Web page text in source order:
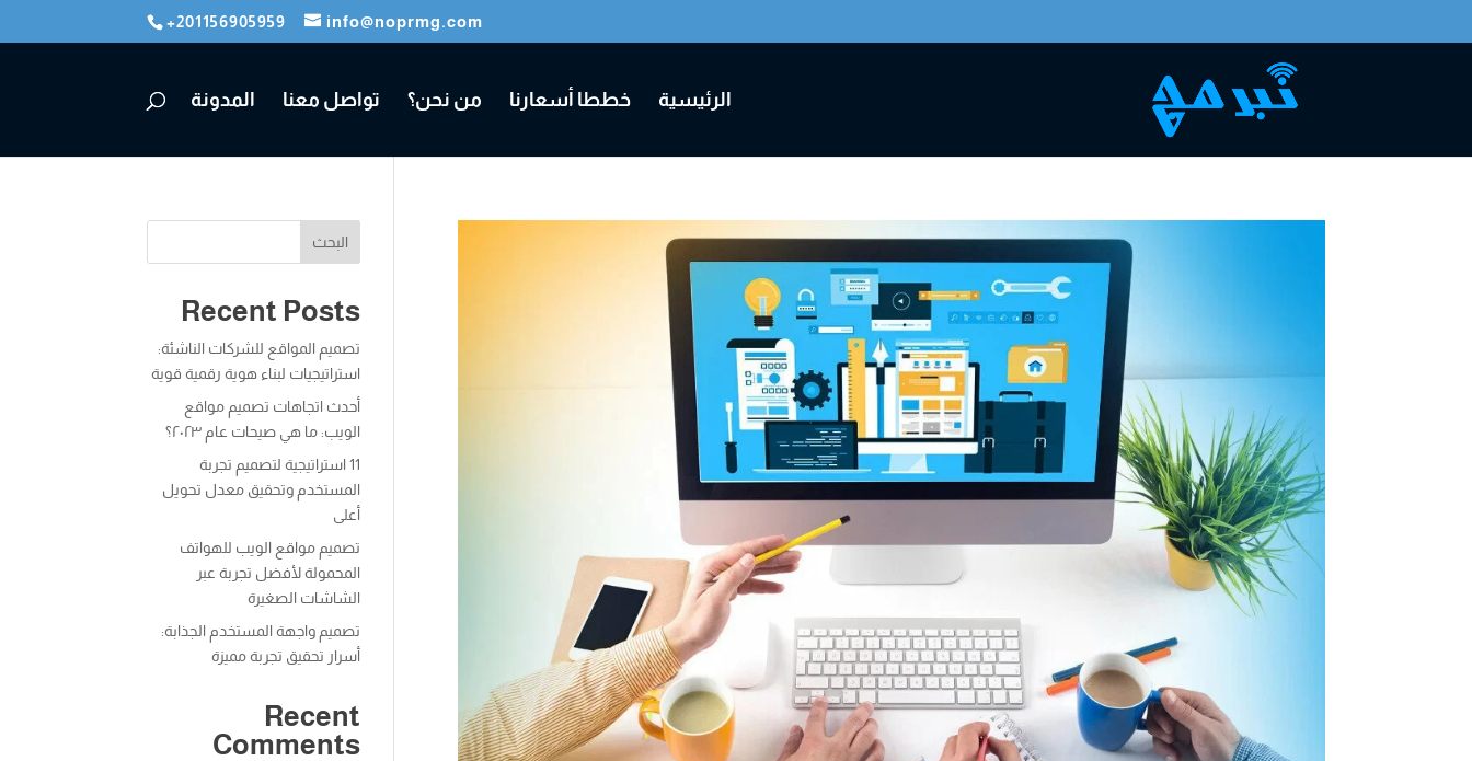
+201156905959 info@noprmg.com
الرئيسية خططا أسعارنا من نحن؟ تواصل معنا المدونة
البحث
Recent Posts
تصميم المواقع للشركات الناشئة:
استراتيجيات لبناء هوية رقمية قوية
أحدث اتجاهات تصميم مواقع
الويب: ما هي صيحات عام ٢٠٢٣؟
11 استراتيجية لتصميم تجربة
المستخدم وتحقيق معدل تحويل
أعلى
تصميم مواقع الويب للهواتف
المحمولة لأفضل تجربة عبر
الشاشات الصغيرة
تصميم واجهة المستخدم الجذابة:
أسرار تحقيق تجربة مميزة
Recent
Comments